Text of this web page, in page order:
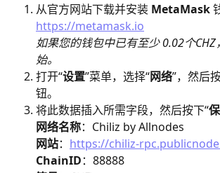
从官方网站下载并安装 MetaMask
https://metamask.io
如果您的钱包中已有至少 0.02个
始。
打开“设置”菜单，选择“网络”，然后
钮。
将此数据插入所需字段，然后按下“
​网络名称：Chiliz by Allnodes
网站： https://chiliz-
ChainID：88888